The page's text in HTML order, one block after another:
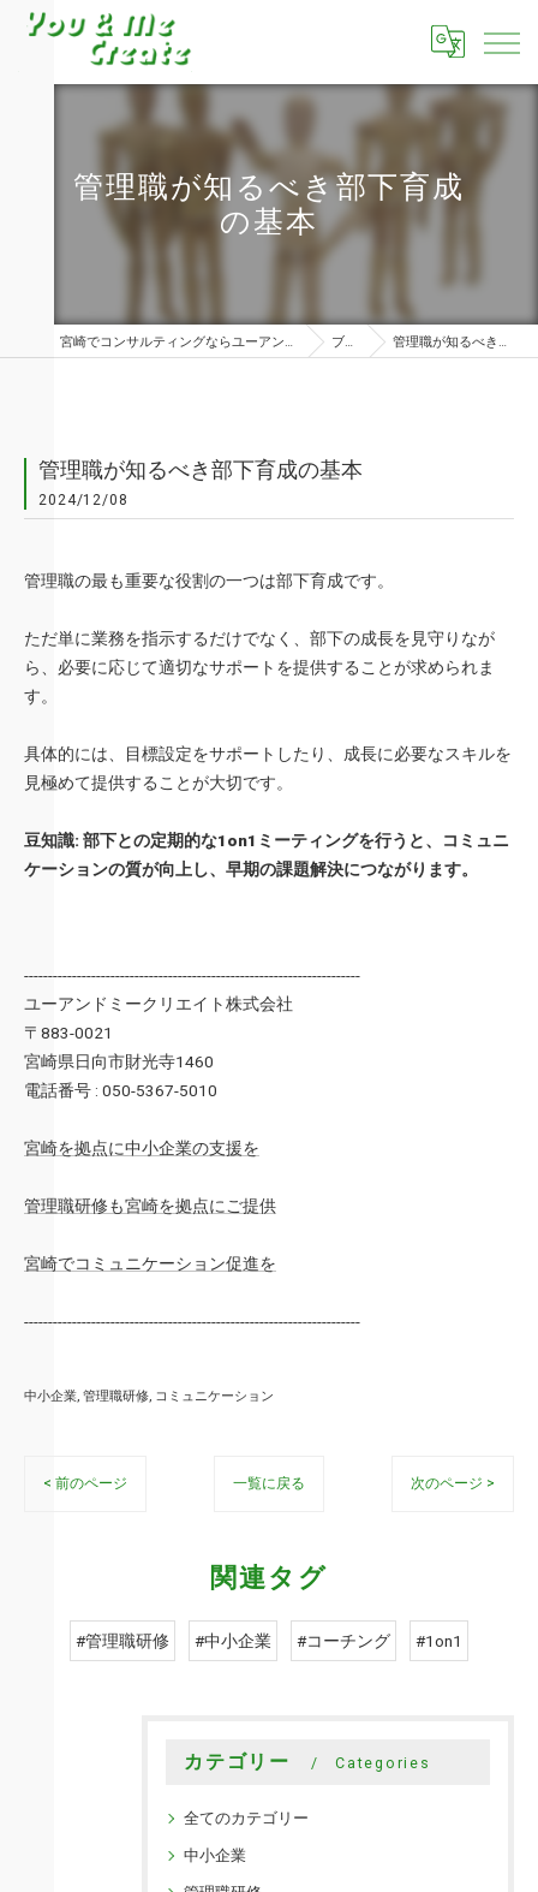
管理職が知るべき部下育成
の基本
宮崎でコンサルティングならユーアンドミークリエイト株式会社 ブログ 管理職が知るべき部下育成の基本
管理職が知るべき部下育成の基本
2024/12/08
管理職の最も重要な役割の一つは部下育成です。
ただ単に業務を指示するだけでなく、部下の成長を見守りなが
ら、必要に応じて適切なサポートを提供することが求められま
す。
具体的には、目標設定をサポートしたり、成長に必要なスキルを
見極めて提供することが大切です。
豆知識: 部下との定期的な1on1ミーティングを行うと、コミュニ
ケーションの質が向上し、早期の課題解決につながります。
----------------------------------------------------------------------
ユーアンドミークリエイト株式会社
〒883-0021
宮崎県日向市財光寺1460
電話番号 : 050-5367-5010
宮崎を拠点に中小企業の支援を
管理職研修も宮崎を拠点にご提供
宮崎でコミュニケーション促進を
----------------------------------------------------------------------
中小企業 管理職研修 コミュニケーション
< 前のページ 一覧に戻る 次のページ >
関連タグ
#管理職研修 #中小企業 #コーチング #1on1
カテゴリー Categories
全てのカテゴリー
中小企業